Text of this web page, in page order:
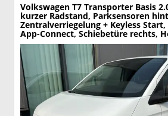
Volkswagen T7 Transporter Basis
kurzer Radstand, Parksensoren
Zentralverriegelung + Keyless
App-Connect, Schiebetüre rechts,